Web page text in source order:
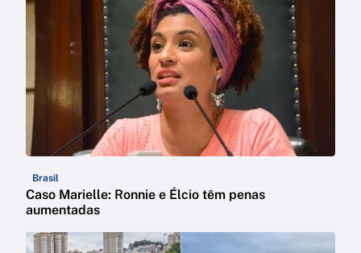
Brasil
Caso Marielle: Ronnie e Élcio têm penas
aumentadas